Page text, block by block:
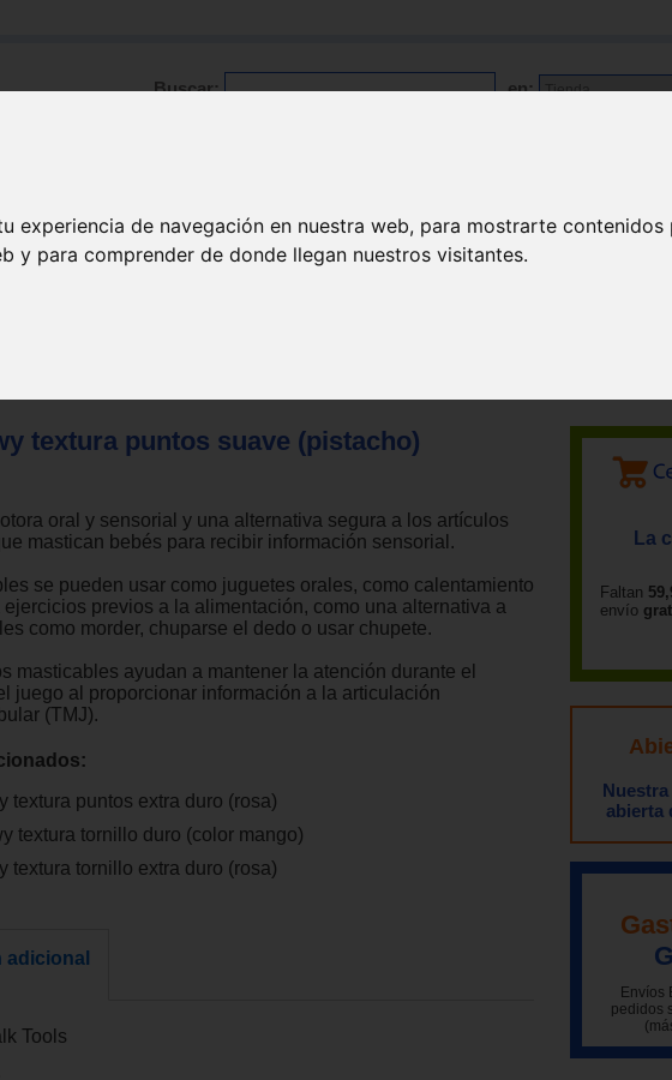
experiencia de navegación en nuestra web, para mostrarte contenidos
y para comprender de donde llegan nuestros visitantes.
Buscar: en:
textura puntos suave (pistacho)
oral y sensorial y una alternativa segura a los artículos
mastican bebés para recibir información sensorial.
se pueden usar como juguetes orales, como calentamiento
previos a la alimentación, como una alternativa a
como morder, chuparse el dedo o usar chupete.
masticables ayudan a mantener la atención durante el
juego al proporcionar información a la articulación
(TMJ).
textura puntos extra duro (rosa)
textura tornillo duro (color mango)
textura tornillo extra duro (rosa)
adicional
Tools
La
Faltan
envío
abierta
Envíos
pedidos